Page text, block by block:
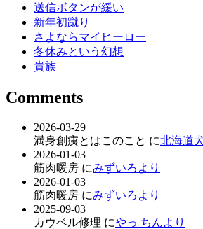
送信ボタンが緩い
新年初蹴り
さよならマイヒーロー
冬休みという幻想
貴族
Comments
2026-03-29
満身創痍とはこのこと に北海道
2026-01-03
筋肉暖房 にみずいろより
2026-01-03
筋肉暖房 にみずいろより
2025-09-03
カウベル修理 にやっ ちんより